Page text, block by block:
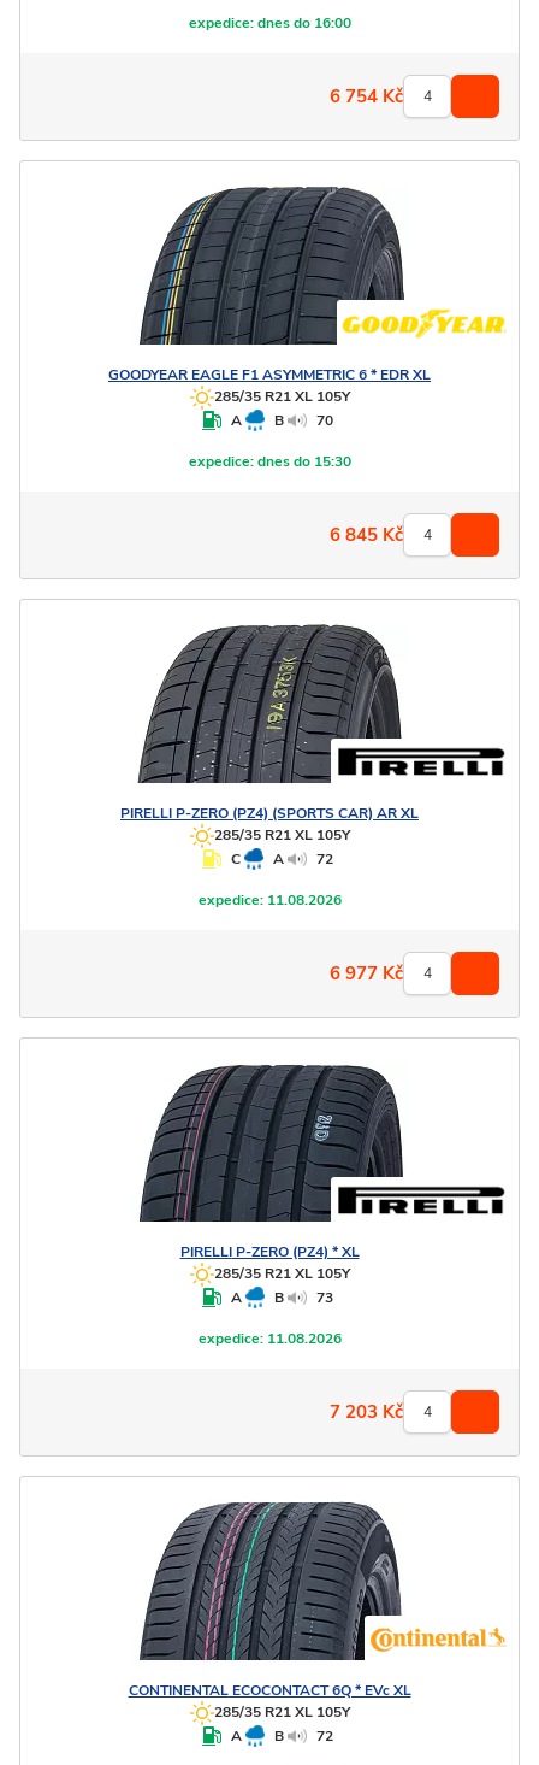
expedice:dnes do 16:00
6 754 Kč
GOODYEAR EAGLE F1 ASYMMETRIC 6 * EDR XL
285/35 R21 XL 105Y
A
B 70
expedice:dnes do 15:30
6 845 Kč
PIRELLI P-ZERO (PZ4) (SPORTS CAR) AR XL
285/35 R21 XL 105Y
C
A 72
expedice:11.08.2026
6 977 Kč
PIRELLIP-ZERO (PZ4) * XL
285/35 R21 XL 105Y
A
B 73
expedice:11.08.2026
7 203 Kč
CONTINENTALECOCONTACT 6Q * EVc XL
285/35 R21 XL 105Y
A
B 72